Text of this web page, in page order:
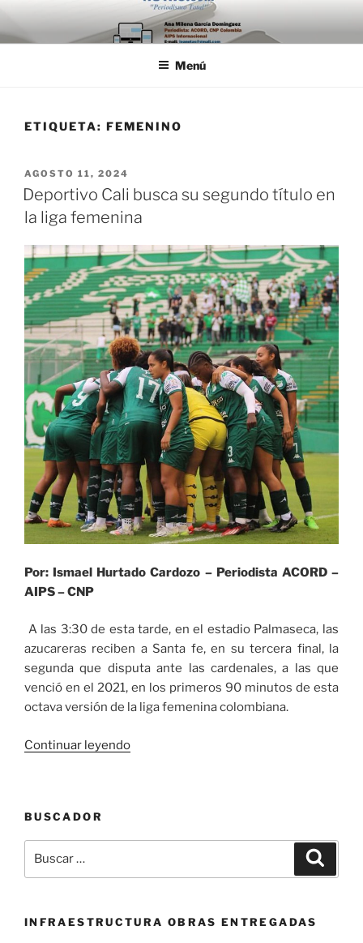
Saltar
al
contenido
Menú
ETIQUETA: FEMENINO
PUBLICADO
EL
AGOSTO 11, 2024
Deportivo Cali busca su segundo título en
la liga femenina
Por: Ismael Hurtado Cardozo – Periodista ACORD –
AIPS – CNP
A las 3:30 de esta tarde, en el estadio Palmaseca, las
azucareras reciben a Santa fe, en su tercera final, la
segunda que disputa ante las cardenales, a las que
venció en el 2021, en los primeros 90 minutos de esta
octava versión de la liga femenina colombiana.
Continuar leyendo«Deportivo
título
la
femenina»
BUSCADOR
por:
INFRAESTRUCTURA OBRAS ENTREGADAS